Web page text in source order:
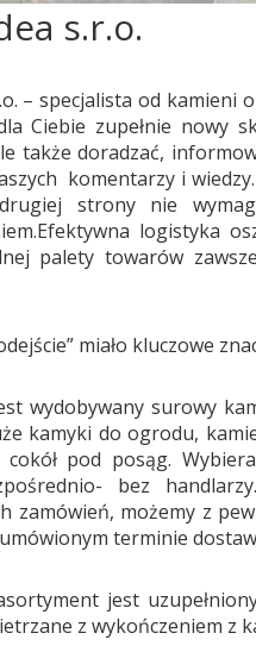
s.r.o.
– specjalista od kamieni
Ciebie zupełnie
także doradzać,
komentarzy i
strony nie
logistyka
palety towarów
miało kluczowe
wydobywany surowy
kamyki do ogrodu,
pod posąg.
bez
zamówień, możemy z
terminie
jest
z wykończeniem z